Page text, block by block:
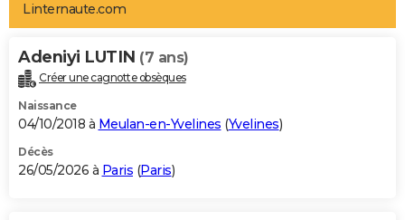
Art de vivre
Bien-être
Loisirs
Mode
Modes de vie
Alimentation
Guide de la santé
Maladies
Médicaments
Sommeil
VOYAGE
Destinations
City break
Voyage nature
Voyage de noces
Forum
Climat
+PHOTO
GUIDES D'ACHAT
BONS PLANS
Linternaute.com
Adeniyi LUTIN (7 ans)
Créer une cagnotte obsèques
Naissance
04/10/2018 à Meulan-en-Yvelines (Yvelines)
Décès
26/05/2026 à Paris (Paris)